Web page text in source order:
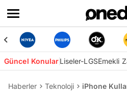
Güncel KonularLiseler-LGSEmekli
Haberler Teknoloji iPhone